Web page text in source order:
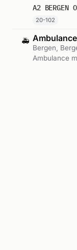
22:32.
A2 BERGEN
20-102
🚑
Bergen,
Ambulance